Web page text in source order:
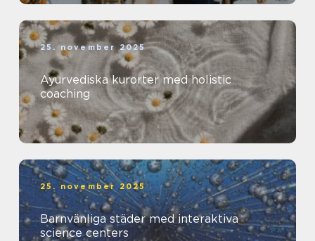
25. november 2025
Ayurvediska kurorter med holistic
coaching
25. november 2025
Barnvänliga städer med interaktiva
science centers